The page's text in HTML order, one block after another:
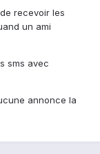
recevoir les
un ami
sms avec
annonce la